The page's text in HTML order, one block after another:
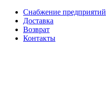
Снабжение предприятий
Доставка
Возврат
Контакты